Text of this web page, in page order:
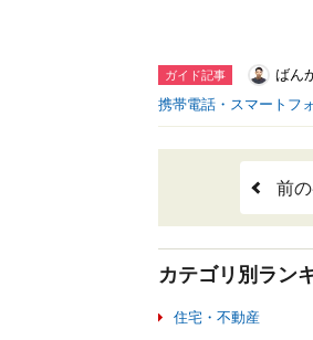
ガイド記事
ばん
携帯電話・スマートフ
前
カテゴリ別ラン
住宅・不動産